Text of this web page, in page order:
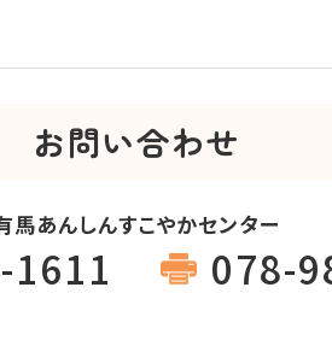
お問い合わせ
馬あんしんすこやかセンター
1611 078-